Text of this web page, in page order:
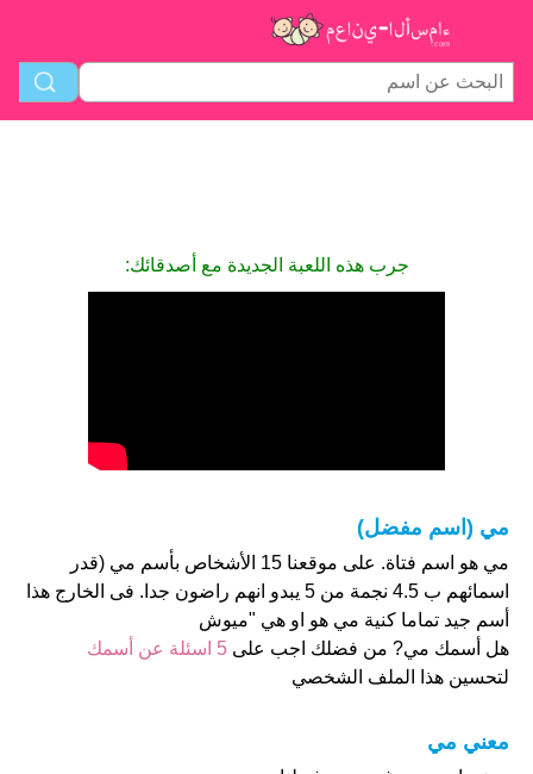
جرب هذه اللعبة الجديدة مع أصدقائك:
مي (اسم مفضل)
مي هو اسم فتاة. على موقعنا 15 الأشخاص بأسم مي (قدر
اسمائهم ب 4.5 نجمة من 5 يبدو انهم راضون جدا. فى الخارج هذا
أسم جيد تماما كنية مي هو او هي "ميوش
هل أسمك مي? من فضلك اجب على 5 اسئلة عن أسمك
لتحسين هذا الملف الشخصي
معني مي